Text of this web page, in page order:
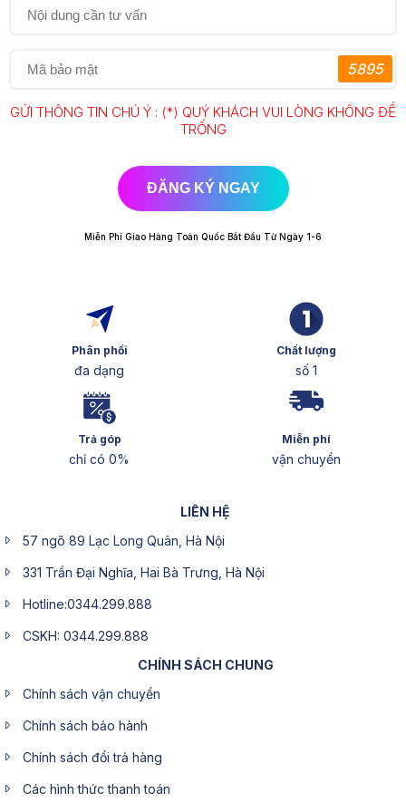
5895
GỬI THÔNG TIN CHÚ Ý : (*) QUÝ KHÁCH VUI LÒNG KHÔNG ĐỂ
TRỐNG
ĐĂNG KÝ NGAY
Miễn Phí Giao Hàng Toàn Quốc Bắt Đầu Từ Ngày 1-6
Phân phối
đa dạng
Chất lượng
số 1
Trả góp
chỉ có 0%
Miễn phí
vận chuyển
LIÊN HỆ
57 ngõ 89 Lạc Long Quân, Hà Nội
331 Trần Đại Nghĩa, Hai Bà Trưng, Hà Nội
Hotline:0344.299.888
CSKH: 0344.299.888
CHÍNH SÁCH CHUNG
Chính sách vận chuyển
Chính sách bảo hành
Chính sách đổi trả hàng
Các hình thức thanh toán